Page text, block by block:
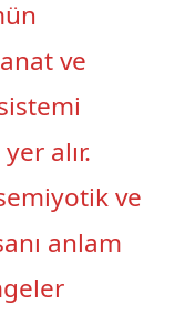
ve
alır.
ve
anlam